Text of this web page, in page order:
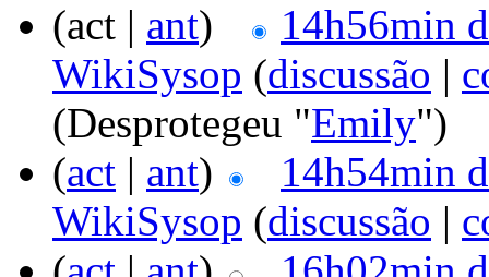
(act | ant)
14h56min
WikiSysop (discussão |
(Desprotegeu "Emily")
(act | ant)
14h54min
WikiSysop (discussão |